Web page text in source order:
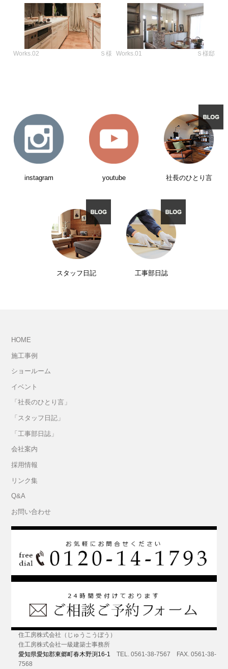
Works.02 Ｓ様 Works.01 Ｓ様邸
instagram youtube 社長のひとり言
スタッフ日記 工事部日誌
HOME
施工事例
ショールーム
イベント
「社長のひとり言」
「スタッフ日記」
「工事部日誌」
会社案内
採用情報
リンク集
Q&A
お問い合わせ
住工房株式会社（じゅうこうぼう）
住工房株式会社一級建築士事務所
愛知県愛知郡東郷町春木野渕16-1
TEL. 0561-38-7567 FAX. 0561-38-
7568